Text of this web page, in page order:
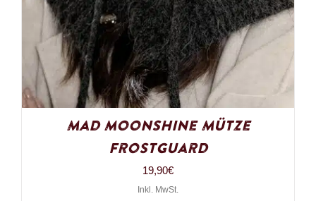
Mad Moonshine Mütze
Frostguard
19,90€
Inkl. MwSt.